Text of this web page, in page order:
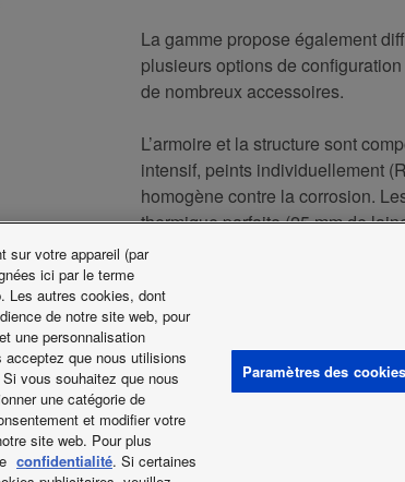
La gamme propose également
plusieurs options de
de nombreux accessoires.
L’armoire et la structure sont
intensif, peints individuellement
homogène contre la corrosion.
thermique parfaite (25 mm de
de commande externe affiche les
Conditions d'utilisation
Étiquettes énergétiques
sur votre appareil (par
ici par le terme
Les autres cookies, dont
de notre site web, pour
une personnalisation
que nous utilisions
vous souhaitez que nous
une catégorie de
et modifier votre
site web. Pour plus
confidentialité. Si certaines
Paramètres des cookies